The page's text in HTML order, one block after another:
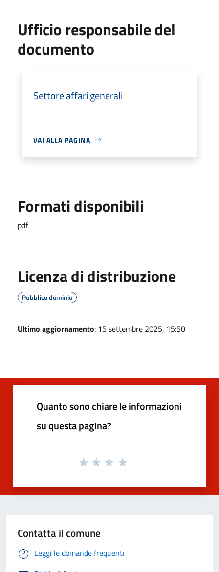
Ufficio responsabile del
documento
Settore affari generali
VAI ALLA PAGINA
Formati disponibili
pdf
Licenza di distribuzione
Pubblico dominio
Ultimo aggiornamento: 15 settembre 2025, 15:50
Quanto sono chiare le informazioni
su questa pagina?
Contatta il comune
Leggi le domande frequenti